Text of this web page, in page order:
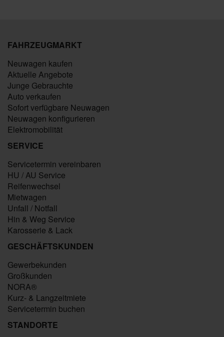
FAHRZEUGMARKT
Neuwagen kaufen
Aktuelle Angebote
Junge Gebrauchte
Auto verkaufen
Sofort verfügbare Neuwagen
Neuwagen konfigurieren
Elektromobilität
SERVICE
Servicetermin vereinbaren
HU / AU Service
Reifenwechsel
Mietwagen
Unfall / Notfall
Hin & Weg Service
Karosserie & Lack
GESCHÄFTSKUNDEN
Gewerbekunden
Großkunden
NORA®
Kurz- & Langzeitmiete
Servicetermin buchen
STANDORTE